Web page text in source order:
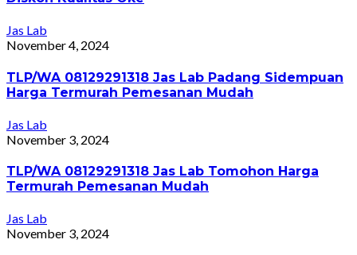
Jas Lab
November 4, 2024
TLP/WA 08129291318 Jas Lab Padang Sidempuan
Harga Termurah Pemesanan Mudah
Jas Lab
November 3, 2024
TLP/WA 08129291318 Jas Lab Tomohon Harga
Termurah Pemesanan Mudah
Jas Lab
November 3, 2024